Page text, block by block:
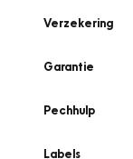
Verzekering
Garantie
Pechhulp
Labels